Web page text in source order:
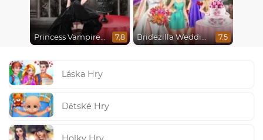
Princess Vampire Wedding Makeover 7.8 Bridezilla Wedding Makeover 7.5
Láska Hry
Dětské Hry